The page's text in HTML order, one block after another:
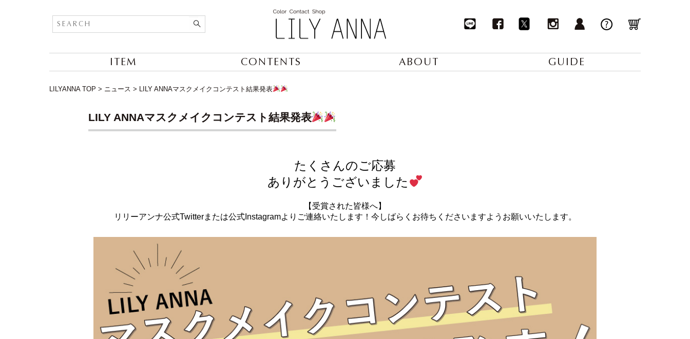
ITEM CONTENTS ABOUT GUIDE
LILYANNA TOP > ニュース > LILY ANNAマスクメイクコンテスト結果発表
LILY ANNAマスクメイクコンテスト結果発表
たくさんのご応募
ありがとうございました
【受賞された皆様へ】
リリーアンナ公式Twitterまたは公式Instagramよりご連絡いたします！今しばらくお待ちくださいますようお願いいたします。